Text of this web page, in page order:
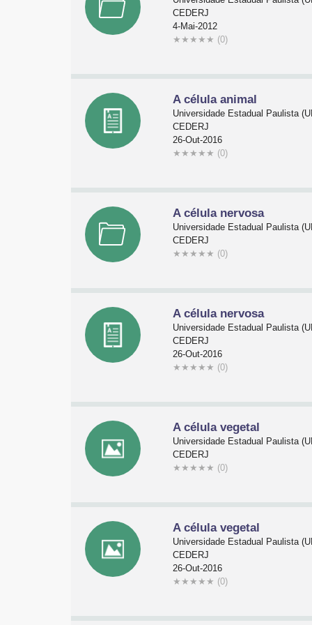
CEDERJ
4-Mai-2012
★ ★ ★ ★ ★ (0)
A célula animal
Universidade Estadual Paulista
CEDERJ
26-Out-2016
★ ★ ★ ★ ★ (0)
A célula nervosa
Universidade Estadual Paulista
CEDERJ
★ ★ ★ ★ ★ (0)
A célula nervosa
Universidade Estadual Paulista
CEDERJ
26-Out-2016
★ ★ ★ ★ ★ (0)
A célula vegetal
Universidade Estadual Paulista
CEDERJ
★ ★ ★ ★ ★ (0)
A célula vegetal
Universidade Estadual Paulista
CEDERJ
26-Out-2016
★ ★ ★ ★ ★ (0)